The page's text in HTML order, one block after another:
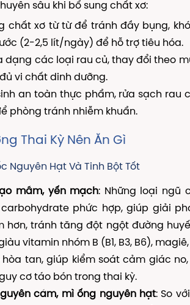
sâu khi bổ sung chất xơ:
chất xơ từ từ để tránh đầy bụng,
(2-2,5 lít/ngày) để hỗ trợ tiêu hóa.
dạng các loại rau củ, thay đổi theo
vi chất dinh dưỡng.
an toàn thực phẩm, rửa sạch rau
phòng tránh nhiễm khuẩn.
Thai Kỳ Nên Ăn Gì
Nguyên Hạt Và Tinh Bột Tốt
mầm, yến mạch: Những loại ngũ
phức hợp, giúp giải
hơn, tránh tăng đột ngột đường
vitamin nhóm B (B1, B3, B6),
hòa tan, giúp kiểm soát cảm giác
cơ táo bón trong thai kỳ.
cám, mì ống nguyên hạt: So